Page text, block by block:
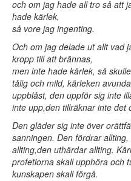
och om jag hade all tro så att
hade kärlek,
så vore jag ingenting.
Och om jag delade ut allt vad
kropp till att brännas,
men inte hade kärlek, så
tålig och mild, kärleken
uppblåst, den uppför sig inte
inte upp,den tillräknar inte det
Den gläder sig inte över
sanningen. Den fördrar
allting,den uthärdar allting.
profetiorna skall upphöra och
kunskapen skall förgå.